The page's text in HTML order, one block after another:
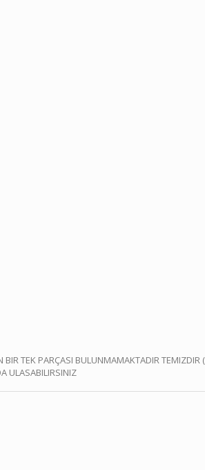
TEK PARÇASI BULUNMAMAKTADIR
ULASABILIRSINIZ